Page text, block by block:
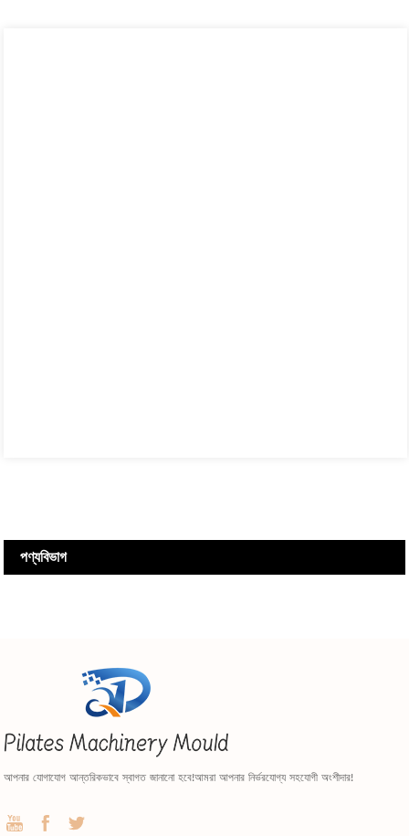
পণ্যবিভাগ
আপনার যোগাযোগ আন্তরিকভাবে স্বাগত জানানো হবে!আমরা আপনার নির্ভরযোগ্য সহযোগী অংশীদার!